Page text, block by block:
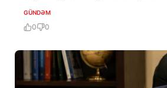
GÜNDƏM
0 0